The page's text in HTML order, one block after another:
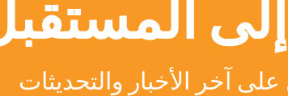
آخر الأخبار والتحديثات